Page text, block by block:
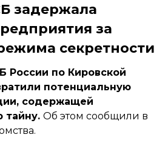
задержала
за
секретности
России по Кировской
потенциальную
содержащей
тайну. Об этом сообщили в